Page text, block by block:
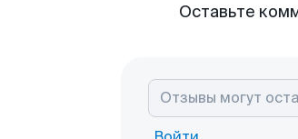
Оставьте